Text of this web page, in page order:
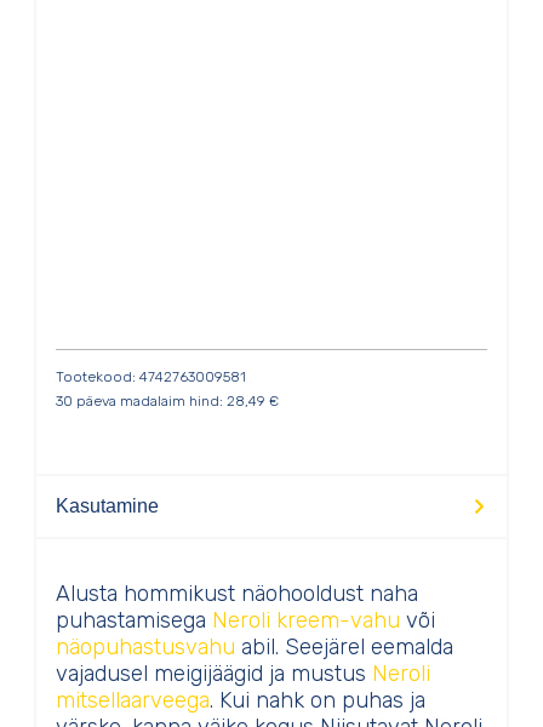
Tootekood: 4742763009581
30 päeva madalaim hind: 28,49 €
Kasutamine
Alusta hommikust näohooldust naha
puhastamisega Neroli kreem-vahu või
näopuhastusvahu abil. Seejärel eemalda
vajadusel meigijäägid ja mustus Neroli
mitsellaarveega. Kui nahk on puhas ja